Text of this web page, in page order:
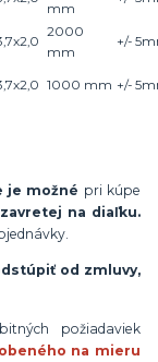
mm
2000
mm
+/-
1000 mm +/-
je možné pri kúpe
na diaľku.
od zmluvy,
požiadaviek
na mieru